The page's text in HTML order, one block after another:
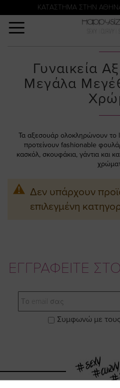
KATΑΣΤΗΜΑ ΣΤΗΝ
Γυναικεία
Μεγάλα
Τα αξεσουάρ ολοκληρώνουν το
προτείνουν fashionable
κασκόλ, σκουφάκια, γάντια και
Δεν υπάρχουν
επιλεγμένη
ΕΓΓΡΑΦΕΙΤΕ
Email
Συμφωνώ με τους
Αναζήτηση